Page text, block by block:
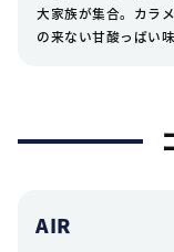
大家族が集合。カラ
の来ない甘酸っぱい味
AIR